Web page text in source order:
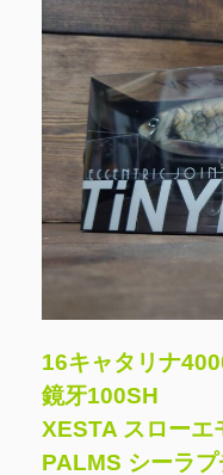
16キャタリナ
鏡牙100SH
XESTA スローエ
PALMS シーラ